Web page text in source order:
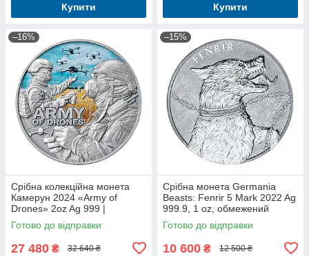
Купити Купити
–16%
Срібна колекційна монета
Камерун 2024 «Army of
Drones» 2oz Ag 999 |
Guardians of Freedom |
Інвестиційне срібло
Готово до відправки
27 480 ₴ 32 640 ₴
–15%
Срібна монета Germania
Beasts: Fenrir 5 Mark 2022 Ag
999.9, 1 oz, обмежений
тираж
Готово до відправки
10 600 ₴ 12 500 ₴